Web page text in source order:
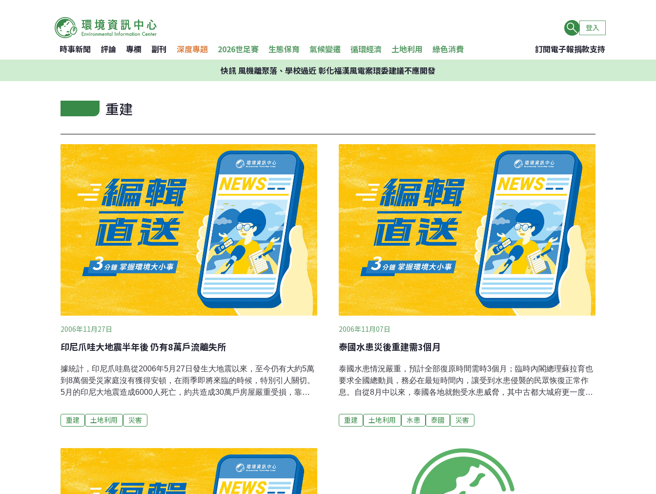
登入
時事新聞 評論 專欄 副刊 深度專題 2026世足賽 生態保育 氣候變遷 循環經濟 土地利用 綠色消費 訂閱電子報捐款支持
快訊風機離聚落、學校過近 彰化福漢風電案環委建議不應開發
重建
2006年11月27日
印尼爪哇大地震半年後 仍有8萬戶流離失所
據統計，印尼爪哇島從2006年5月27日發生大地震以來，至今仍有大約5萬
到8萬個受災家庭沒有獲得安頓，在雨季即將來臨的時候，特別引人關切。
5月的印尼大地震造成6000人死亡，約共造成30萬戶房屋嚴重受損，靠近
屋零星重建，災情到現在還在「估算中」。當地大部份的居民只靠一些簡
單的器具勉強避風雨，同時可能受到2005年10月才發生的南亞大地震災情
表示，問題在於印尼政府、非政府組織和聯合國三方對重建問題的認知與
需求並不切合實際。印尼政府希望能避免重蹈2004年底海嘯事件後，在印
尼亞齊一帶發生的重建永久性房舍的問題。當時許多人道組織蜂湧而至蓋
了各式各樣的房子，到最後有些房子根本不適合人居住。另外，日惹當地
重建 土地利用 災害
2006年11月07日
泰國水患災後重建需3個月
泰國水患情況嚴重，預計全部復原時間需時3個月；臨時內閣總理蘇拉育也
要求全國總動員，務必在最短時間內，讓受到水患侵襲的民眾恢復正常作
息。自從8月中以來，泰國各地就飽受水患威脅，其中古都大城府更一度水
災後的重建工作，根據估計，光是道路與橋樑的重建工程，所需的經費可
能就高達30億泰銖（約9千5百萬美元）。高速公路局表示，此次水災共有
國76個府中，就有47個府受到水患侵襲，而僅在那空沙旺、披集、安統與
大城府的重建經費，就高達1億泰銖（約270萬美元）。為了加速救災重建
工作，泰國政府設置了13個委員會協調救災事宜，還打算招募技術學院學
生組成救災隊。由於各地的災情不一，在最嚴重的大城府等地區，重建時
重建 土地利用 水患 泰國 災害